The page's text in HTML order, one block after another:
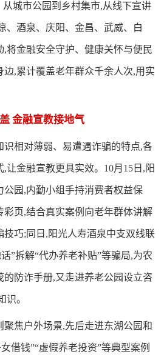
从城市公园到乡村集市,从线下宣讲
、酒泉、庆阳、金昌、武威、白
将金融安全守护、健康关怀与便民
边,累计覆盖老年群众千余人次,用实
金融宣教接地气
识相对薄弱、易遭遇诈骗的特点,各
让金融宣教更具实效。10月15日,阳
园,内勤小组手持消费者权益保
页,结合真实案例向老年群体讲解
巧;同日,阳光人寿酒泉中支双线联
”拆解“代办养老补贴”等骗局,为农
防诈手册,又走进养老公园设立咨
识。
聚焦户外场景,先后走进东湖公园和
借钱”“虚假养老投资”等典型案例